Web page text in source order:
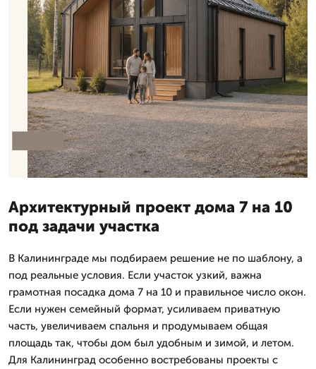
Архитектурный проект дома 7 на 10
под задачи участка
В Калининграде мы подбираем решение не по шаблону, а
под реальные условия. Если участок узкий, важна
грамотная посадка дома 7 на 10 и правильное число окон.
Если нужен семейный формат, усиливаем приватную
часть, увеличиваем спальня и продумываем общая
площадь так, чтобы дом был удобным и зимой, и летом.
Для Калининград особенно востребованы проекты с